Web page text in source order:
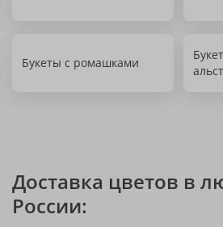
Букеты с ромашками
Доставка цветов в
России: